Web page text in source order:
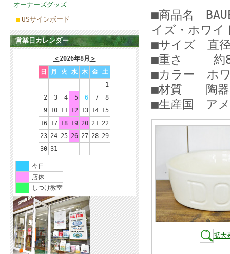
オーナーズグッズ
USサインボード
営業日カレンダー
＜2026年8月 ＞
日
月 火 水 木 金
土
1
2
3 4 5 6 7
8
9 10 11 12 13 14 15
16 17 18 19 20 21 22
23 24 25 26 27 28 29
30 31
今日
店休
しつけ教室
■商品名
イズ・ホワイ
■サイズ 直
■重さ 約
■カラー ホ
■材質 陶器
■生産国 ア
拡大